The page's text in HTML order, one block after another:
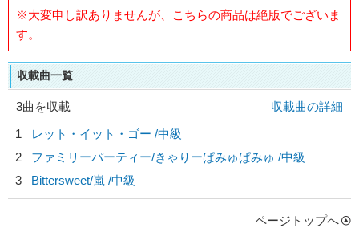
※大変申し訳ありませんが、こちらの商品は絶版でございま
す。
収載曲一覧
3曲を収載
収載曲の詳細
1
レット・イット・ゴー /中級
2
ファミリーパーティー/きゃりーぱみゅぱみゅ /中級
3
Bittersweet/嵐 /中級
ページトップへ